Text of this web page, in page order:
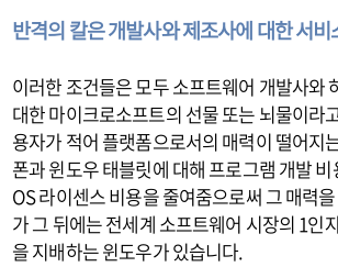
반격의 칼은 개발사와 제조사에 대한 서비
이러한 조건들은 모두 소프트웨어 개발사와
대한 마이크로소프트의 선물 또는 뇌물이라
용자가 적어 플랫폼으로서의 매력이 떨어지
폰과 윈도우 태블릿에 대해 프로그램 개발
OS 라이센스 비용을 줄여줌으로써 그 매력
가 그 뒤에는 전세계 소프트웨어 시장의 1인
을 지배하는 윈도우가 있습니다.